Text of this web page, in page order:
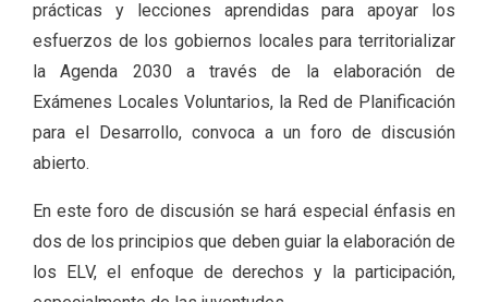
prácticas y lecciones aprendidas para apoyar los
esfuerzos de los gobiernos locales para territorializar
la Agenda 2030 a través de la elaboración de
Exámenes Locales Voluntarios, la Red de Planificación
para el Desarrollo, convoca a un foro de discusión
abierto.
En este foro de discusión se hará especial énfasis en
dos de los principios que deben guiar la elaboración de
los ELV, el enfoque de derechos y la participación,